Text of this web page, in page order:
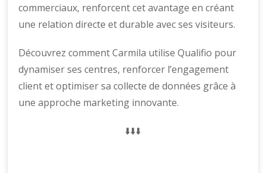
commerciaux, renforcent cet avantage en créant
une relation directe et durable avec ses visiteurs.
Découvrez comment Carmila utilise Qualifio pour
dynamiser ses centres, renforcer l’engagement
client et optimiser sa collecte de données grâce à
une approche marketing innovante.
⬇️⬇️⬇️